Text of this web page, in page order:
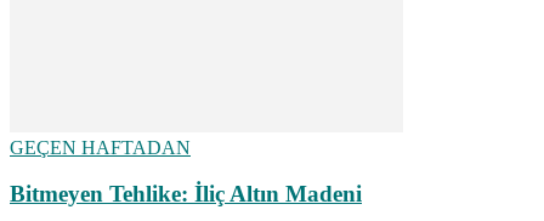
GEÇEN HAFTADAN
Bitmeyen Tehlike: İliç Altın Madeni